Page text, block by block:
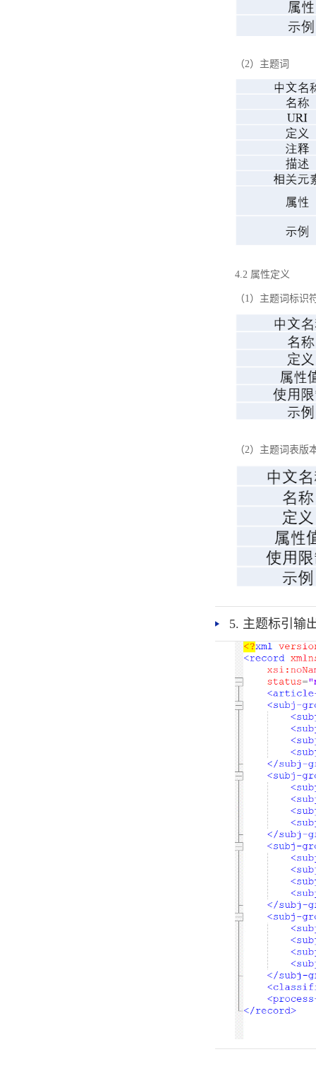
（2）主题词
4.2 属性定义
（1）主题词标识
（2）主题词表版
5. 主题标引输